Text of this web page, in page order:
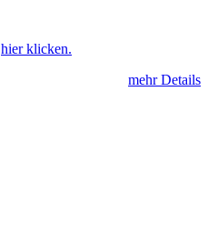
hier klicken.
mehr Details